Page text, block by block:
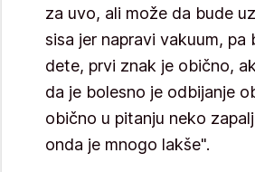
za uvo, ali može da bude
sisa jer napravi vakuum,
dete, prvi znak je obično,
da je bolesno je odbijanje
obično u pitanju neko
onda je mnogo lakše".